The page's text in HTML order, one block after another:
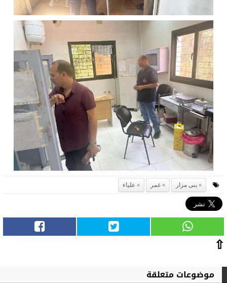
بنى مزار غمر علياء
⇧
موضوعات متعلقة